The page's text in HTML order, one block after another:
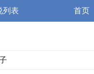
列表 首页